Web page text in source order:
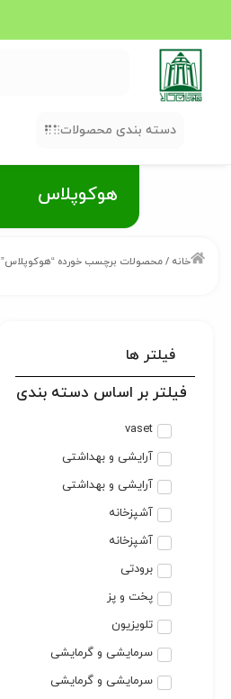
دسته بندی محصولات
هوکوپلاس
خانه / محصولات برچسب خورده “هوکوپلاس”
فیلتر ها
فیلتر بر اساس دسته بندی
vaset
آرایشی و بهداشتی
آرایشی و بهداشتی
آشپزخانه
آشپزخانه
برودتی
پخت و پز
تلویزیون
سرمایشی و گرمایشی
سرمایشی و گرمایشی